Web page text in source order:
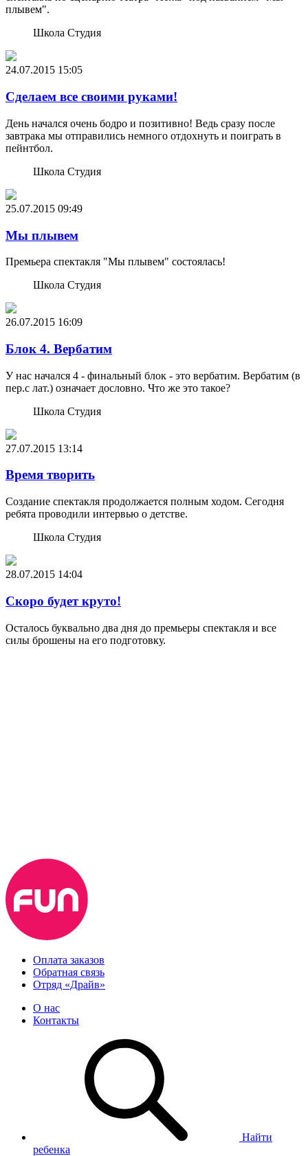
плывем".
Школа Студия
24.07.2015 15:05
Сделаем все своими руками!
День начался очень бодро и позитивно! Ведь сразу после
завтрака мы отправились немного отдохнуть и поиграть в
пейнтбол.
Школа Студия
25.07.2015 09:49
Мы плывем
Премьера спектакля "Мы плывем" состоялась!
Школа Студия
26.07.2015 16:09
Блок 4. Вербатим
У нас начался 4 - финальный блок - это вербатим. Вербатим (в
пер.с лат.) означает дословно. Что же это такое?
Школа Студия
27.07.2015 13:14
Время творить
Создание спектакля продолжается полным ходом. Сегодня
ребята проводили интервью о детстве.
Школа Студия
28.07.2015 14:04
Скоро будет круто!
Осталось буквально два дня до премьеры спектакля и все
силы брошены на его подготовку.
Оплата заказов
Обратная связь
Отряд «Драйв»
О нас
Контакты
Найти
ребенка